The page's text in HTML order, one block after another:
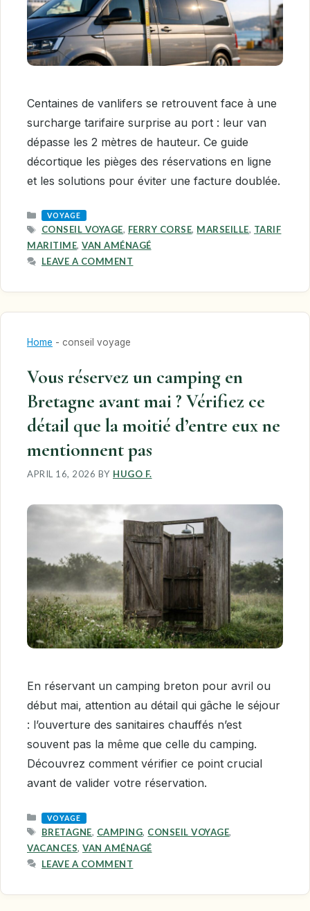
Centaines de vanlifers se retrouvent face à une
surcharge tarifaire surprise au port : leur van
dépasse les 2 mètres de hauteur. Ce guide
décortique les pièges des réservations en ligne
et les solutions pour éviter une facture doublée.
CATEGORIES
VOYAGE
TAGS
CONSEIL VOYAGE, FERRY CORSE, MARSEILLE, TARIF
MARITIME, VAN AMÉNAGÉ
LEAVE A COMMENT
Home - conseil voyage
Vous réservez un camping en
Bretagne avant mai ? Vérifiez ce
détail que la moitié d’entre eux ne
mentionnent pas
APRIL 16, 2026 BY HUGO F.
En réservant un camping breton pour avril ou
début mai, attention au détail qui gâche le séjour
: l’ouverture des sanitaires chauffés n’est
souvent pas la même que celle du camping.
Découvrez comment vérifier ce point crucial
avant de valider votre réservation.
CATEGORIES
VOYAGE
TAGS
BRETAGNE, CAMPING, CONSEIL VOYAGE,
VACANCES, VAN AMÉNAGÉ
LEAVE A COMMENT